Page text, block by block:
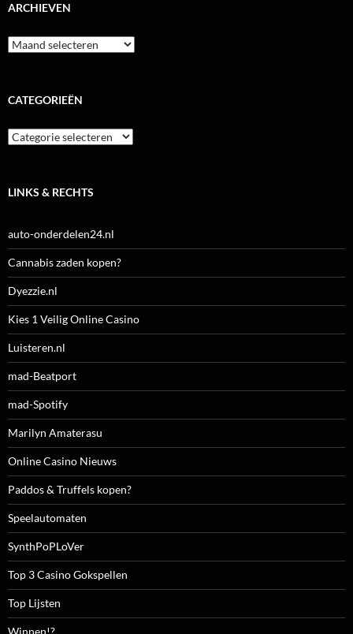
ARCHIEVEN
Archieven
CATEGORIEËN
Categorieën
LINKS & RECHTS
auto-onderdelen24.nl
Cannabis zaden kopen?
Dyezzie.nl
Kies 1 Veilig Online Casino
Luisteren.nl
mad-Beatport
mad-Spotify
Marilyn Amaterasu
Online Casino Nieuws
Paddos & Truffels kopen?
Speelautomaten
SynthPoPLoVer
Top 3 Casino Gokspellen
Top Lijsten